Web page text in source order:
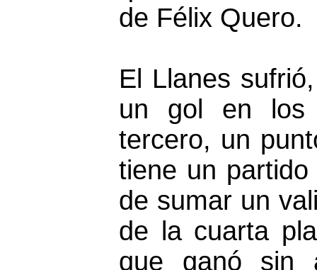
de Félix Quero.
El Llanes
un gol en los
tercero, un
tiene un
de sumar un
de la cuarta
que ganó sin